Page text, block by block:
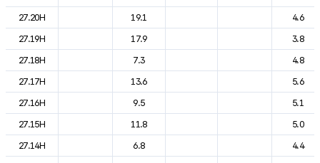
27.20H
19.1
4.6
27.19H
17.9
3.8
27.18H
7.3
4.8
27.17H
13.6
5.6
27.16H
9.5
5.1
27.15H
11.8
5.0
27.14H
6.8
4.4